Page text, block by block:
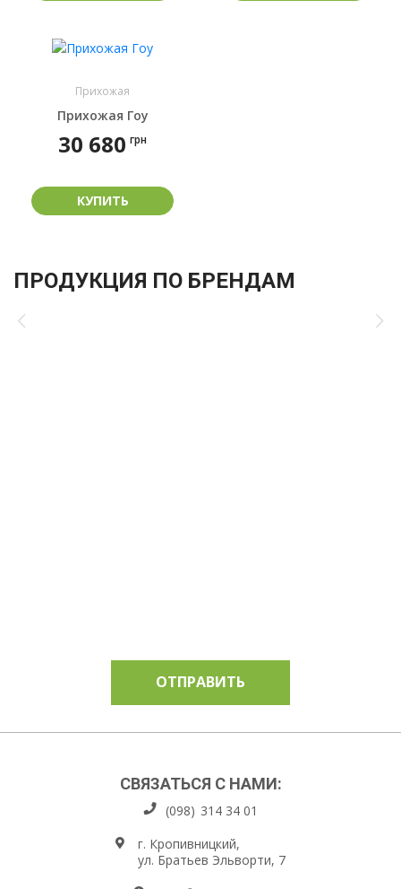
Прихожая
Прихожая Гоу
30 680 грн
КУПИТЬ
ПРОДУКЦИЯ ПО БРЕНДАМ
ОТПРАВИТЬ
СВЯЗАТЬСЯ С НАМИ:
(098) 314 34 01
г. Кропивницкий,
ул. Братьев Эльворти, 7